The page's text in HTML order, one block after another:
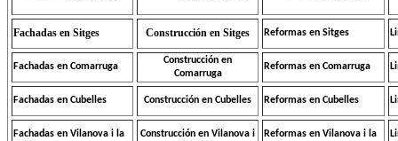
Fachadas en Sitges Construcción en Sitges Reformas en Sitges
Fachadas en Comarruga
Construcción en
Comarruga
Reformas en Comarruga
Fachadas en Cubelles Construcción en Cubelles Reformas en Cubelles
Fachadas en Vilanova i la
Construcción en Vilanova i
Reformas en Vilanova i la